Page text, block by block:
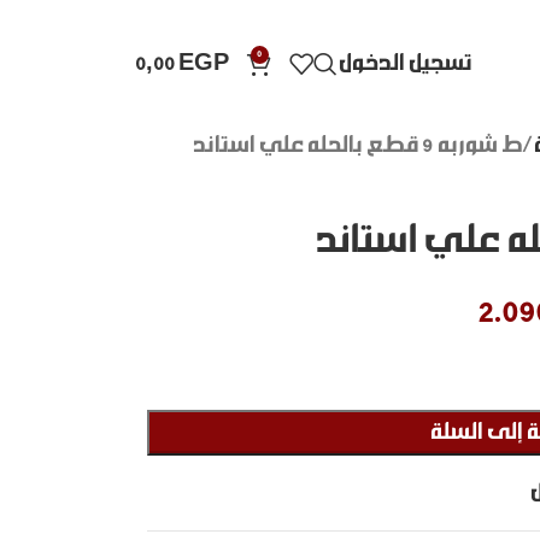
تسجيل الدخول 0
0,00 EGP
ط شوربه 9 قطع بالحله علي استاند
إلى السلة